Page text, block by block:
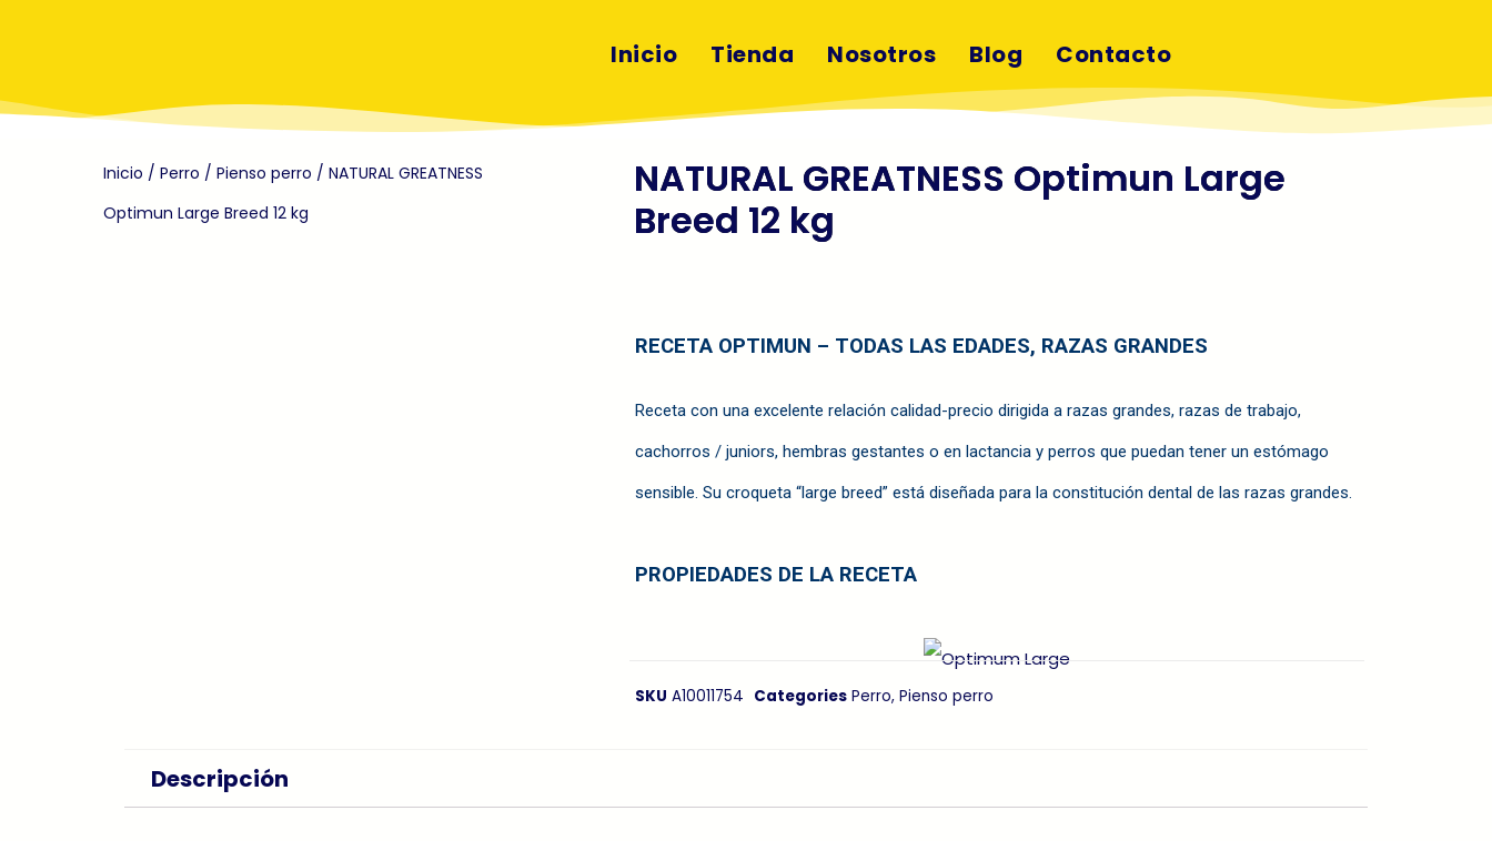
Inicio Tienda Nosotros Blog Contacto
Inicio / Perro / Pienso perro / NATURAL GREATNESS
Optimun Large Breed 12 kg
NATURAL GREATNESS Optimun Large
Breed 12 kg
RECETA OPTIMUN – TODAS LAS EDADES, RAZAS GRANDES
Receta con una excelente relación calidad-precio dirigida a razas grandes, razas de trabajo,
cachorros / juniors, hembras gestantes o en lactancia y perros que puedan tener un estómago
sensible. Su croqueta “large breed” está diseñada para la constitución dental de las razas grandes.
PROPIEDADES DE LA RECETA
SKU A10011754 Categories Perro, Pienso perro
Descripción